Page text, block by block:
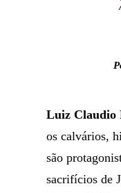
Luiz Claudio
os calvários,
são
sacrifícios de